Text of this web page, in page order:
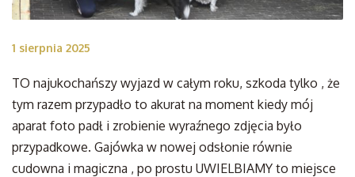
1 sierpnia 2025
TO najukochańszy wyjazd w całym roku, szkoda tylko , że
tym razem przypadło to akurat na moment kiedy mój
aparat foto padł i zrobienie wyraźnego zdjęcia było
przypadkowe. Gajówka w nowej odsłonie równie
cudowna i magiczna , po prostu UWIELBIAMY to miejsce